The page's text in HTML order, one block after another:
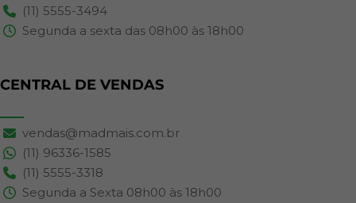
(11) 5555-3494
Segunda a sexta das 08h00 às 18h00
CENTRAL DE VENDAS
vendas@madmais.com.br
(11) 96336-1585
(11) 5555-3318
Segunda a Sexta 08h00 às 18h00